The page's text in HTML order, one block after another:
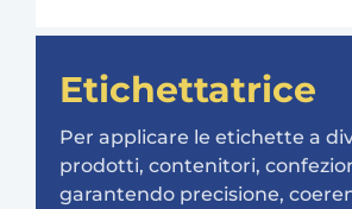
Etichettatrice
Per applicare le etichette a
prodotti, contenitori,
garantendo precisione,